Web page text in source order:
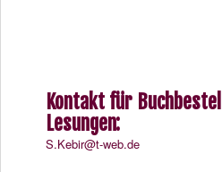
Verschiedenes
Kontakt für
Lesungen:
S.Kebir@t-web.de